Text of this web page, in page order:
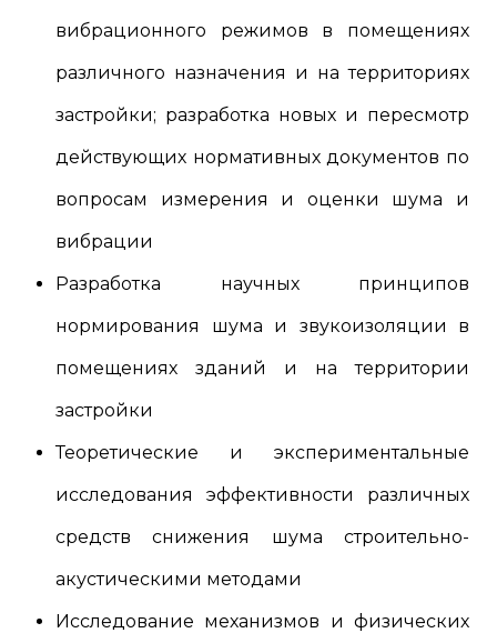
вибрационного режимов в помещениях
различного назначения и на территориях
застройки; разработка новых и пересмотр
действующих нормативных документов по
вопросам измерения и оценки шума и
вибрации
Разработка научных принципов
нормирования шума и звукоизоляции в
помещениях зданий и на территории
застройки
Теоретические и экспериментальные
исследования эффективности различных
средств снижения шума строительно-
акустическими методами
Исследование механизмов и физических